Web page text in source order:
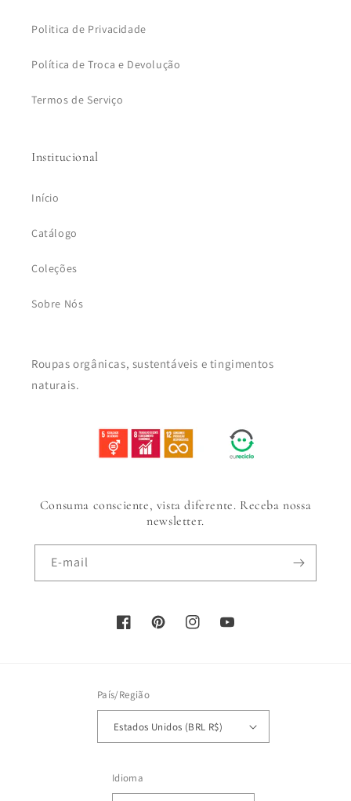
Politica de Privacidade
Política de Troca e Devolução
Termos de Serviço
Institucional
Início
Catálogo
Coleções
Sobre Nós
Roupas orgânicas, sustentáveis e tingimentos
naturais.
Consuma consciente, vista diferente. Receba nossa
newsletter.
E-mail
FacebookPinterestInstagramYouTube
País/Região
Estados Unidos (BRL R$)
Idioma